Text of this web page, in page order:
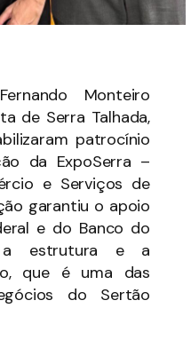
Monteiro
de Serra Talhada,
patrocínio
da ExpoSerra –
e Serviços de
garantiu o apoio
e do Banco do
a estrutura e a
que é uma das
do Sertão